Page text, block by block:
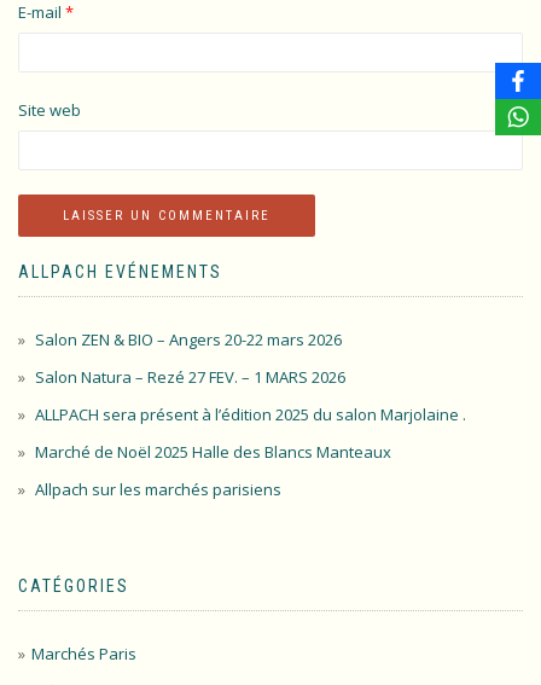
E-mail *
Site web
ALLPACH EVÉNEMENTS
Salon ZEN & BIO – Angers 20-22 mars 2026
Salon Natura – Rezé 27 FEV. – 1 MARS 2026
ALLPACH sera présent à l’édition 2025 du salon Marjolaine .
Marché de Noël 2025 Halle des Blancs Manteaux
Allpach sur les marchés parisiens
CATÉGORIES
Marchés Paris